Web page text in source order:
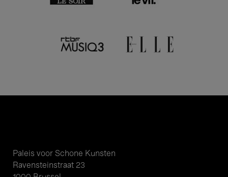
Paleis voor Schone Kunsten
Ravensteinstraat 23